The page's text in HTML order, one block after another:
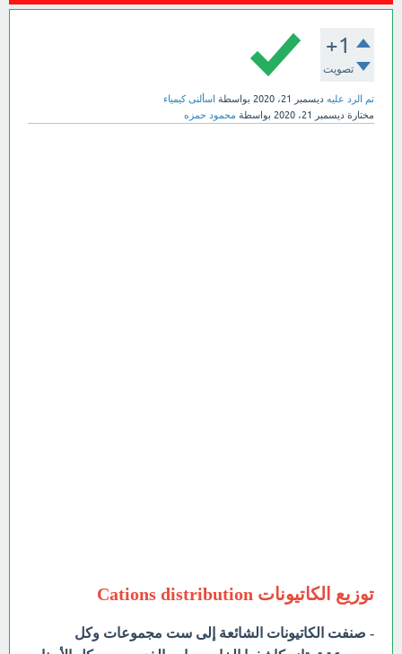
+1
تصويت
تم الرد عليه ديسمبر 21، 2020 بواسطة اسألنى كيمياء
مختارة ديسمبر 21، 2020 بواسطة محمود حمزه
توزيع الكاتيونات Cations distribution
- صنفت الكاتيونات الشائعة إلى ست مجموعات وكل